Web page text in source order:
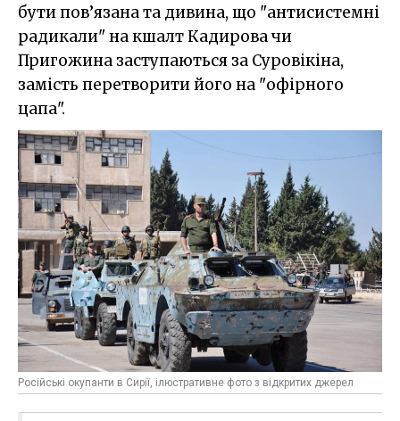
бути пов’язана та дивина, що "антисистемні
радикали" на кшалт Кадирова чи
Пригожина заступаються за Суровікіна,
замість перетворити його на "офірного
цапа".
Російські окупанти в Сирії, ілюстративне фото з відкритих джерел